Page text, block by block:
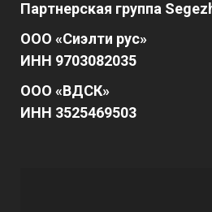
Партнерская группа
ООО «Сиэлти рус»
ИНН 9703082035
ООО «ВДСК»
ИНН 3525469503